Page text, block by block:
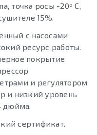
точка росы -20º С,
15%.
с насосами
ресурс работы.
покрытие
и регулятором
и низкий уровень
дюйма.
сертификат.